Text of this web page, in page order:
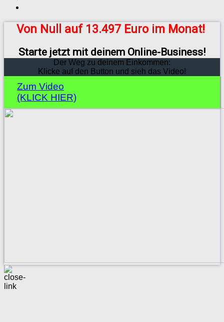
Von Null auf 13.497 Euro im Monat!
Starte jetzt mit deinem Online-Business!
Der Weg zu deinem Einkommen:
Klicke auf den Button und sieh das Video!
Zum Video
(KLICK HIER)